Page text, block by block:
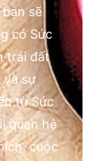
sẽ
có Sức
trái đất
và sự
từ Sức
quan hệ
cuộc